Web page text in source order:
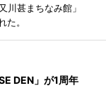
川甚まちなみ館」
た。
DEN」が1周年